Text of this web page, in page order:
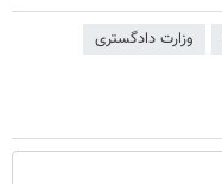
وزارت دادگستری